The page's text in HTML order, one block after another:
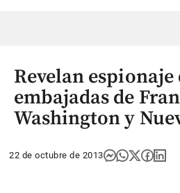
Revelan espionaje
embajadas de
Washington y
22 de octubre de 2013